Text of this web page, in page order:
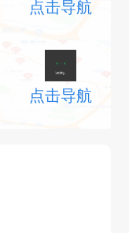
点击导航
点击导航